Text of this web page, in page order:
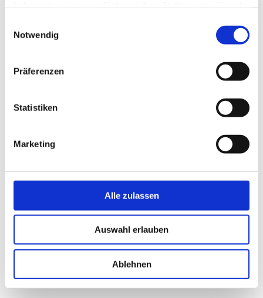
Notwendig
Präferenzen
Statistiken
Marketing
Alle zulassen
Auswahl erlauben
Ablehnen
Restschuldbefreiungsverfahren
Anders als das geltende Recht sieht der
Restschuldbefreiung nach drei Jahren
keine besonderen Voraussetzungen wie
die Erfüllung von
Mindestbefriedigungsanforderungen vor.
Ab wann gilt das verkürzte
Restschuldbefreiungsverfahren?